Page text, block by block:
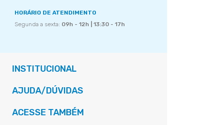
HORÁRIO DE ATENDIMENTO
Segunda a sexta: 09h - 12h | 13:30 - 17h
INSTITUCIONAL
AJUDA/DÚVIDAS
ACESSE TAMBÉM